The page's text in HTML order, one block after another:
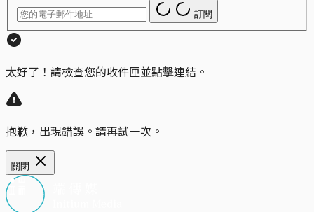
訂閱
太好了！請檢查您的收件匣並點擊連結。
抱歉，出現錯誤。請再試一次。
關閉